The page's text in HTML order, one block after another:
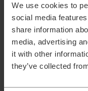
We use cookies to
social media
share information
media, advertising
it with other
they’ve collected
Analizy